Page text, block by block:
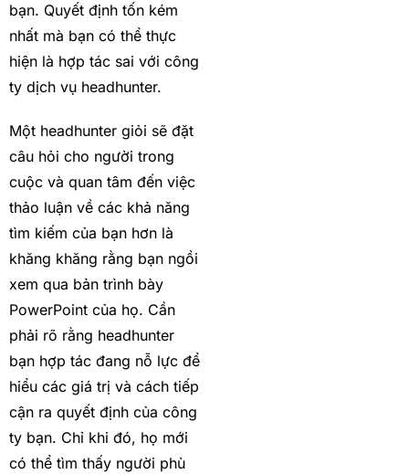
bạn. Quyết định tốn kém
nhất mà bạn có thể thực
hiện là hợp tác sai với công
ty dịch vụ headhunter.
Một headhunter giỏi sẽ đặt
câu hỏi cho người trong
cuộc và quan tâm đến việc
thảo luận về các khả năng
tìm kiếm của bạn hơn là
khăng khăng rằng bạn ngồi
xem qua bản trình bày
PowerPoint của họ. Cần
phải rõ rằng headhunter
bạn hợp tác đang nỗ lực để
hiểu các giá trị và cách tiếp
cận ra quyết định của công
ty bạn. Chỉ khi đó, họ mới
có thể tìm thấy người phù